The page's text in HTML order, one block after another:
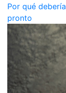
Por qué
pronto